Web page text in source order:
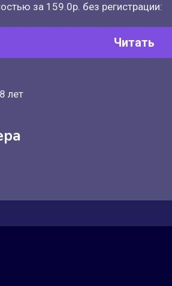
за 159.0р. без регистрации:
Читать
лет